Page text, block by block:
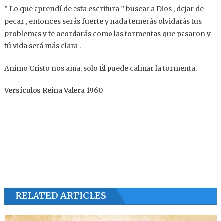
” Lo que aprendí de esta escritura ” buscar a Dios , dejar de
pecar , entonces serás fuerte y nada temerás olvidarás tus
problemas y te acordarás como las tormentas que pasaron y
tú vida será más clara .
Animo Cristo nos ama, solo Él puede calmar la tormenta.
Versículos Reina Valera 1960
RELATED ARTICLES